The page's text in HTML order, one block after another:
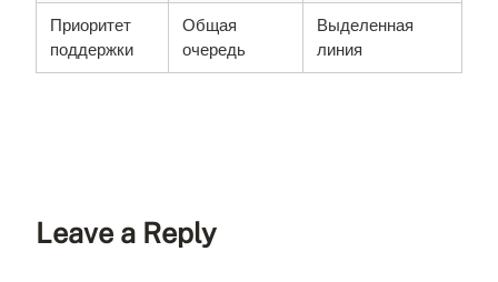
Приоритет
поддержки
Общая
очередь
Выделенная
линия
Leave a Reply